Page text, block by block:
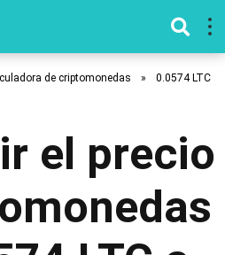
de criptomonedas »
0.0574 LTC
el precio